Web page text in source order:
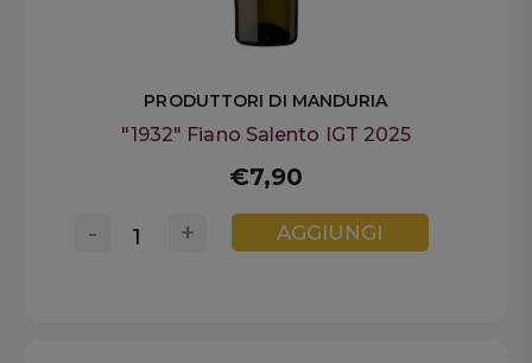
PRODUTTORI DI MANDURIA
"1932" Fiano Salento IGT 2025
€7,90
+
- AGGIUNGI